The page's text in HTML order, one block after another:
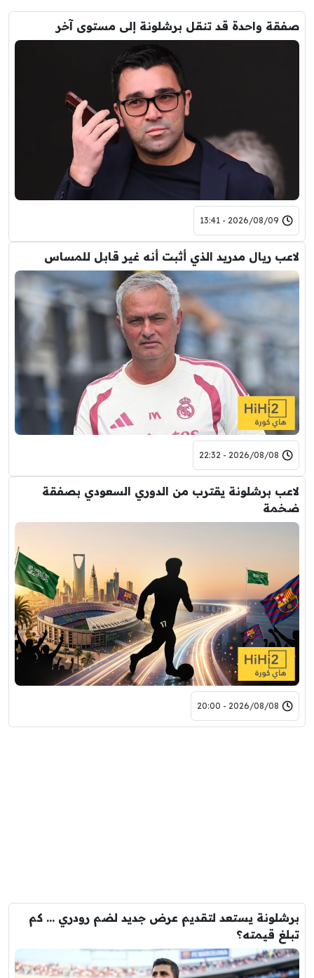
صفقة واحدة قد تنقل برشلونة إلى مستوى آخر
2026/08/09 - 13:41
لاعب ريال مدريد الذي أثبت أنه غير قابل للمساس
2026/08/08 - 22:32
لاعب برشلونة يقترب من الدوري السعودي بصفقة
ضخمة
2026/08/08 - 20:00
برشلونة يستعد لتقديم عرض جديد لضم رودري … كم
تبلغ قيمته؟